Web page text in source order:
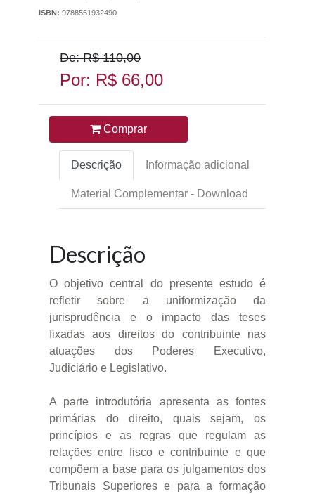
ISBN: 9788551932490
De: R$ 110,00
Por: R$ 66,00
Comprar
Descrição Informação adicional
Material Complementar - Download
Descrição
O objetivo central do presente estudo é
refletir sobre a uniformização da
jurisprudência e o impacto das teses
fixadas aos direitos do contribuinte nas
atuações dos Poderes Executivo,
Judiciário e Legislativo.
A parte introdutória apresenta as fontes
primárias do direito, quais sejam, os
princípios e as regras que regulam as
relações entre fisco e contribuinte e que
compõem a base para os julgamentos dos
Tribunais Superiores e para a formação